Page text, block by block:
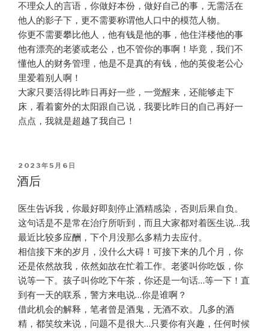
不理众人的言语，你做好本份，做好自己的事，无需活在
他人的影子下，更不需要称谓他人口中的模范人物。
你更不需要攀比他人，他有钱是他的事，他住洋楼他的事
他有漂亮的老婆或老公，也不管你的事啊！毕竟，我们不
懂他人的财务管理，他是不是真的有钱，他的英俊老公心
里爱着别人啊！
大家只要活得比昨日再好一些，一觉醒来，还能够走下
床，看着窗外的太阳跟自己说，我要比昨日的自己再好一
点点，我就是超越了我自己！
POSTED
ON
2023年5月6日
酒后
医生告诉我，你最好即刻停止酒精感染，否则后果自负。
这句话是不是常在治疗所听到，而且大家都对着医生说…我
最近比较多应酬，下个月没那么多精力去应付。
相信接下来的岁月，没什么大碍！可接下来的几个月，你
还是依然故我，依然如故在忙着工作。老婆叫你吃饭，你
说等一下。孩子叫你吃下午茶，你还是一句话…等一下！直
到有一天的联系，警方来电说…你是谁啊？
借此机会的解释，笔者曾是酒鬼，无酒不欢。几多的酒
精，都笑纹来说，问题不是很大…只要你有兴趣，任何时候